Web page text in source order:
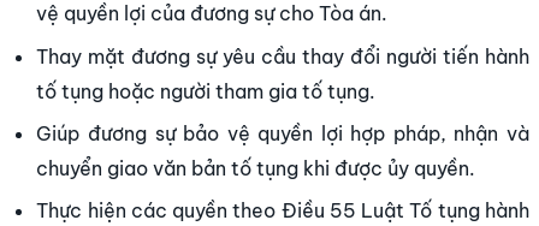
vệ quyền lợi của đương sự cho Tòa án.
Thay mặt đương sự yêu cầu thay đổi người tiến hành
tố tụng hoặc người tham gia tố tụng.
Giúp đương sự bảo vệ quyền lợi hợp pháp, nhận và
chuyển giao văn bản tố tụng khi được ủy quyền.
Thực hiện các quyền theo Điều 55 Luật Tố tụng hành